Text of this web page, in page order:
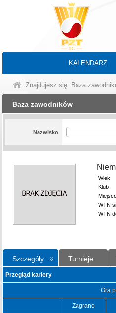
KALENDARZ
Znajdujesz się: Baza
Baza zawodników
Nazwisko
Wiek
Klub
WTN
WTN
Szczegóły Turnieje
Przegląd kariery
Gra
Zagrano